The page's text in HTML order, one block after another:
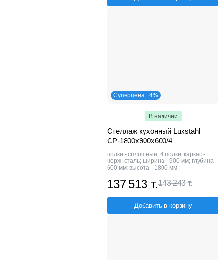
Суперцена −4%
В наличии
Стеллаж кухонный Luxstahl
СР-1800x900x600/4
полки - сплошные; 4 полки; каркас -
нерж. сталь; ширина - 900 мм; глубина -
600 мм; высота - 1800 мм
137 513 т.143 243 т.
Добавить в корзину